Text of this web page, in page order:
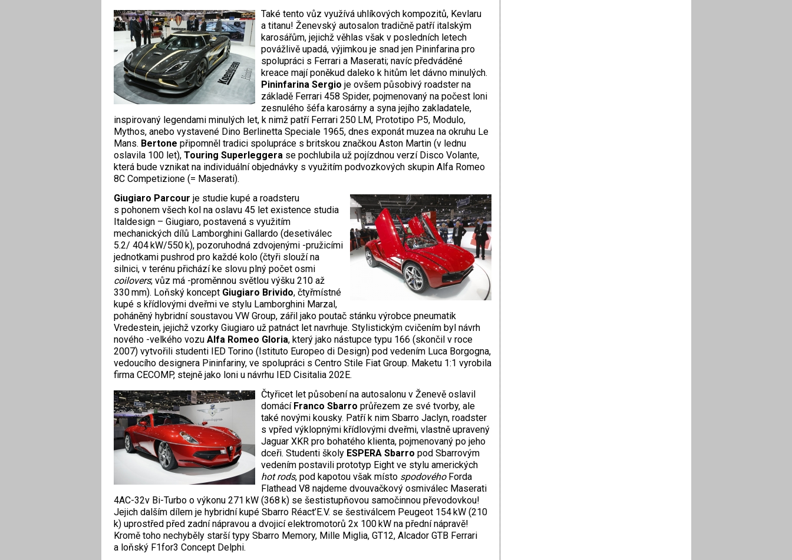
Také tento vůz využívá uhlíkových kompozitů, Kevlaru
a titanu! Ženevský autosalon tradičně patří italským
karosářům, jejichž věhlas však v posledních letech
povážlivě upadá, výjimkou je snad jen Pininfarina pro
spolupráci s Ferrari a Maserati; navíc předváděné
kreace mají poněkud daleko k hitům let dávno minulých.
Pininfarina Sergio je ovšem působivý roadster na
základě Ferrari 458 Spider, pojmenovaný na počest loni
zesnulého šéfa karosárny a syna jejího zakladatele,
inspirovaný legendami minulých let, k nimž patří Ferrari 250 LM, Prototipo P5, Modulo,
Mythos, anebo vystavené Dino Berlinetta Speciale 1965, dnes exponát muzea na okruhu Le
Mans. Bertone připomněl tradici spolupráce s britskou značkou Aston Martin (v lednu
oslavila 100 let), Touring Superleggera se pochlubila už pojízdnou verzí Disco Volante,
která bude vznikat na individuální objednávky s využitím podvozkových skupin Alfa Romeo
8C Competizione (= Maserati).
Giugiaro Parcour je studie kupé a roadsteru
s pohonem všech kol na oslavu 45 let existence studia
Italdesign – Giugiaro, postavená s využitím
mechanických dílů Lamborghini Gallardo (desetiválec
5.2/ 404 kW/550 k), pozoruhodná zdvojenými -pružicími
jednotkami pushrod pro každé kolo (čtyři slouží na
silnici, v terénu přichází ke slovu plný počet osmi
coilovers; vůz má -proměnnou světlou výšku 210 až
330 mm). Loňský koncept Giugiaro Brivido, čtyřmístné
kupé s křídlovými dveřmi ve stylu Lamborghini Marzal,
poháněný hybridní soustavou VW Group, zářil jako poutač stánku výrobce pneumatik
Vredestein, jejichž vzorky Giugiaro už patnáct let navrhuje. Stylistickým cvičením byl návrh
nového -velkého vozu Alfa Romeo Gloria, který jako nástupce typu 166 (skončil v roce
2007) vytvořili studenti IED Torino (Istituto Europeo di Design) pod vedením Luca Borgogna,
vedoucího designera Pininfariny, ve spolupráci s Centro Stile Fiat Group. Maketu 1:1 vyrobila
firma CECOMP, stejně jako loni u návrhu IED Cisitalia 202E.
Čtyřicet let působení na autosalonu v Ženevě oslavil
domácí Franco Sbarro průřezem ze své tvorby, ale
také novými kousky. Patří k nim Sbarro Jaclyn, roadster
s vpřed výklopnými křídlovými dveřmi, vlastně upravený
Jaguar XKR pro bohatého klienta, pojmenovaný po jeho
dceři. Studenti školy ESPERA Sbarro pod Sbarrovým
vedením postavili prototyp Eight ve stylu amerických
hot rods, pod kapotou však místo spodového Forda
Flathead V8 najdeme dvouvačkový osmiválec Maserati
4AC-32v Bi-Turbo o výkonu 271 kW (368 k) se šestistupňovou samočinnou převodovkou!
Jejich dalším dílem je hybridní kupé Sbarro Réact’E.V. se šestiválcem Peugeot 154 kW (210
k) uprostřed před zadní nápravou a dvojicí elektromotorů 2x 100 kW na přední nápravě!
Kromě toho nechyběly starší typy Sbarro Memory, Mille Miglia, GT12, Alcador GTB Ferrari
a loňský F1for3 Concept Delphi.